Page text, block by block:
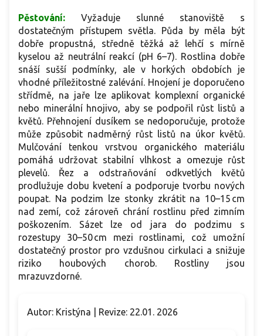
Pěstování: Vyžaduje slunné stanoviště s
dostatečným přístupem světla. Půda by měla být
dobře propustná, středně těžká až lehčí s mírně
kyselou až neutrální reakcí (pH 6–7). Rostlina dobře
snáší sušší podmínky, ale v horkých obdobích je
vhodné příležitostné zalévání. Hnojení je doporučeno
střídmě, na jaře lze aplikovat komplexní organické
nebo minerální hnojivo, aby se podpořil růst listů a
květů. Přehnojení dusíkem se nedoporučuje, protože
může způsobit nadměrný růst listů na úkor květů.
Mulčování tenkou vrstvou organického materiálu
pomáhá udržovat stabilní vlhkost a omezuje růst
plevelů. Řez a odstraňování odkvetlých květů
prodlužuje dobu kvetení a podporuje tvorbu nových
poupat. Na podzim lze stonky zkrátit na 10–15 cm
nad zemí, což zároveň chrání rostlinu před zimním
poškozením. Sázet lze od jara do podzimu s
rozestupy 30–50 cm mezi rostlinami, což umožní
dostatečný prostor pro vzdušnou cirkulaci a snižuje
riziko houbových chorob. Rostliny jsou
mrazuvzdorné.
Autor: Kristýna | Revize: 22.01. 2026